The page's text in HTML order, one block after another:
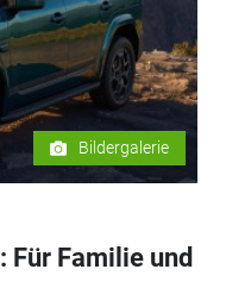
Bildergalerie
Für Familie und